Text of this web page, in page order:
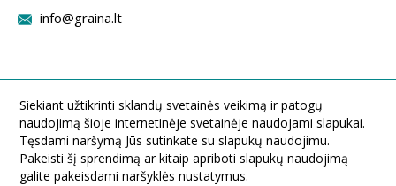
info@graina.lt
Siekiant užtikrinti sklandų svetainės veikimą ir patogų
naudojimą šioje internetinėje svetainėje naudojami slapukai.
Tęsdami naršymą Jūs sutinkate su slapukų naudojimu.
Pakeisti šį sprendimą ar kitaip apriboti slapukų naudojimą
galite pakeisdami naršyklės nustatymus.